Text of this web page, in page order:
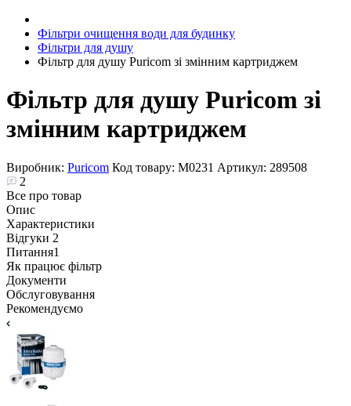
Фільтри очищення води для будинку
Фільтри для душу
Фільтр для душу Puricom зі змінним картриджем
Фільтр для душу Puricom зі
змінним картриджем
Виробник: Puricom Код товару: М0231 Артикул: 289508
2
Все про товар
Опис
Характеристики
Відгуки 2
Питання1
Як працює фільтр
Документи
Обслуговування
Рекомендуємо